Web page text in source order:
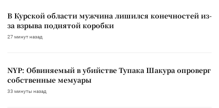
В Курской области мужчина лишился конечностей из-
за взрыва поднятой коробки
27 минут назад
NYP: Обвиняемый в убийстве Тупака Шакура опроверг
собственные мемуары
33 минуты назад